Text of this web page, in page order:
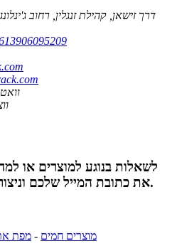
דרך זישאן, קהילת זנגלין, רחוב
לשאלות בנוגע למוצרים או
את כתובת המייל שלכם וניצור עמכם קשר תוך 24 שעות.
מוצרים חמים - מפת